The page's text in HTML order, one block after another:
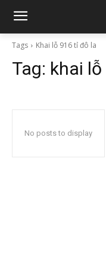
Tags Khai lỗ 916 tỉ đô la
Tag: khai
No posts to display